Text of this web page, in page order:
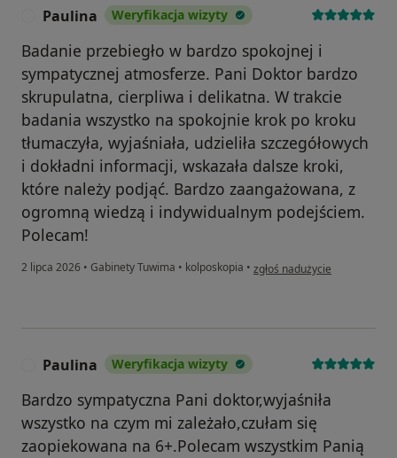
Paulina Weryfikacja wizyty
Badanie przebiegło w bardzo spokojnej i
sympatycznej atmosferze. Pani Doktor bardzo
skrupulatna, cierpliwa i delikatna. W trakcie
badania wszystko na spokojnie krok po kroku
tłumaczyła, wyjaśniała, udzieliła szczegółowych
i dokładni informacji, wskazała dalsze kroki,
które należy podjąć. Bardzo zaangażowana, z
ogromną wiedzą i indywidualnym podejściem.
Polecam!
2 lipca 2026 • Gabinety Tuwima • kolposkopia • w opinii użytkownika Paulina
zgłoś nadużycie
Paulina Weryfikacja wizyty
Bardzo sympatyczna Pani doktor,wyjaśniła
wszystko na czym mi zależało,czułam się
zaopiekowana na 6+.Polecam wszystkim Panią